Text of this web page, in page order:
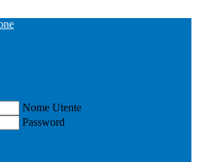
Nome Utente
Password